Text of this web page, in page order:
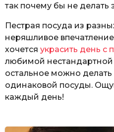
так почему бы не делать
Пестрая посуда из
неряшливое
хочется украсить день с
любимой
остальное можно
одинаковой посуды.
каждый день!